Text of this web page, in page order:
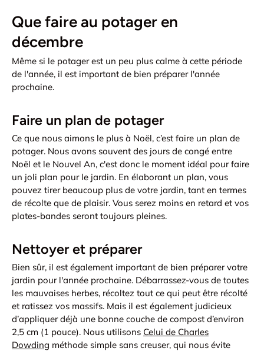
Que faire au potager en
décembre
Même si le potager est un peu plus calme à cette période
de l'année, il est important de bien préparer l'année
prochaine.
Faire un plan de potager
Ce que nous aimons le plus à Noël, c’est faire un plan de
potager. Nous avons souvent des jours de congé entre
Noël et le Nouvel An, c'est donc le moment idéal pour faire
un joli plan pour le jardin. En élaborant un plan, vous
pouvez tirer beaucoup plus de votre jardin, tant en termes
de récolte que de plaisir. Vous serez moins en retard et vos
plates-bandes seront toujours pleines.
Nettoyer et préparer
Bien sûr, il est également important de bien préparer votre
jardin pour l'année prochaine. Débarrassez-vous de toutes
les mauvaises herbes, récoltez tout ce qui peut être récolté
et ratissez vos massifs. Mais il est également judicieux
d’appliquer déjà une bonne couche de compost d’environ
2,5 cm (1 pouce). Nous utilisons Celui de Charles
Dowding méthode simple sans creuser, qui nous évite